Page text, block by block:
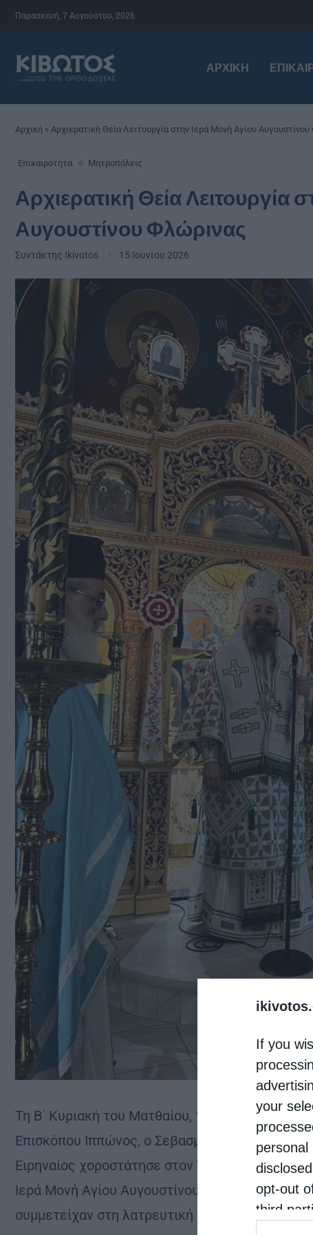
If you
your
personal
opt-out
third
Παρασκευή, 7 Αυγούστου, 2026
ΑΡΧΙΚΉ
Αρχική » Αρχιερατική Θεία Λειτουργία στην Ιερά Μονή Αγίου
Επικαιρότητα Μητροπόλεις
Αρχιερατική Θεία Λειτουργία
Αυγουστίνου Φλώρινας
Συντάκτης Ikivotos 15 Ιουνίου 2026
Τη Β΄ Κυριακή του Ματθαίου, 14 Ιουνίου 2026,
Επισκόπου Ιππώνος, ο Σεβασμιώτατος
Ειρηναίος χοροστάτησε στον Όρθρο και
Ιερά Μονή Αγίου Αυγουστίνου Φλώρινας.
συμμετείχαν στη λατρευτική σύναξη.